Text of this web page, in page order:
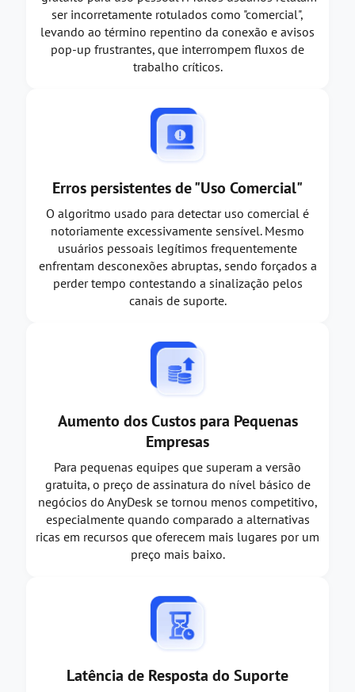
ser incorretamente rotulados como "comercial",
levando ao término repentino da conexão e avisos
pop-up frustrantes, que interrompem fluxos de
trabalho críticos.
Erros persistentes de "Uso Comercial"
O algoritmo usado para detectar uso comercial é
notoriamente excessivamente sensível. Mesmo
usuários pessoais legítimos frequentemente
enfrentam desconexões abruptas, sendo forçados a
perder tempo contestando a sinalização pelos
canais de suporte.
Aumento dos Custos para Pequenas
Empresas
Para pequenas equipes que superam a versão
gratuita, o preço de assinatura do nível básico de
negócios do AnyDesk se tornou menos competitivo,
especialmente quando comparado a alternativas
ricas em recursos que oferecem mais lugares por um
preço mais baixo.
Latência de Resposta do Suporte